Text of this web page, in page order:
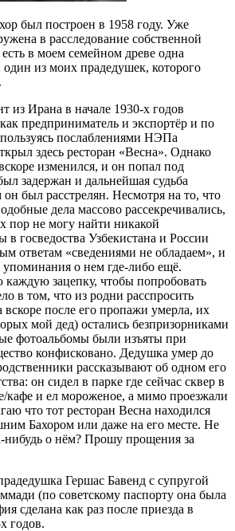
был построен в 1958 году. Уже
в расследование собственной
в моем семейном древе одна
один из моих прадедушек, которого
из Ирана в начале 1930-х годов
предприниматель и экспортёр и по
послаблениями НЭПа
здесь ресторан «Весна». Однако
изменился, и он попал под
задержан и дальнейшая судьба
он был расстрелян. Несмотря на то, что
дела массово рассекречивались,
пор не могу найти никакой
госведоства Узбекистана и России
ответам «сведениями не обладаем», и
упоминания о нем где-либо ещё.
зацепку, чтобы попробовать
в том, что из родни расспросить
вскоре после его пропажи умерла, их
мой дед) остались безпризорниками
фотоальбомы были изъяты при
конфисковано. Дедушка умер до
рассказывают об одном его
он сидел в парке где сейчас сквер в
кафе и ел мороженое, а мимо проезжали
что тот ресторан Весна находился
Бахором или даже на его месте. Не
о нём? Прошу прощения за
Гершас Бавенд с супругой
(по советскому паспорту она была
сделана как раз после приезда в
годов.